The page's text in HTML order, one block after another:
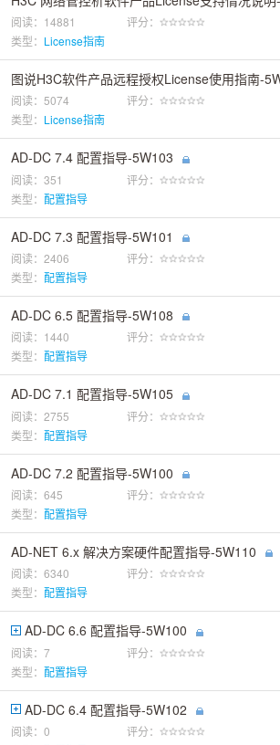
阅读：14881 评分：
类型： License指南
图说H3C软件产品远程授权License使用指南-
阅读：5074 评分：
类型： License指南
AD-DC 7.4 配置指导-5W103
阅读：351 评分：
类型： 配置指导
AD-DC 7.3 配置指导-5W101
阅读：2406 评分：
类型： 配置指导
AD-DC 6.5 配置指导-5W108
阅读：1440 评分：
类型： 配置指导
AD-DC 7.1 配置指导-5W105
阅读：2755 评分：
类型： 配置指导
AD-DC 7.2 配置指导-5W100
阅读：645 评分：
类型： 配置指导
AD-NET 6.x 解决方案硬件配置指导-5W110
阅读：6340 评分：
类型： 配置指导
AD-DC 6.6 配置指导-5W100
阅读：7 评分：
类型： 配置指导
AD-DC 6.4 配置指导-5W102
阅读：0 评分：